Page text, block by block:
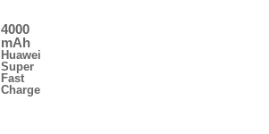
4000
mAh
Huawei
Super
Fast
Charge